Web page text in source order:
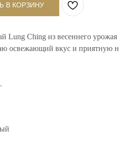
В КОРЗИНУ
Lung Ching из весеннего урожая
освежающий вкус и приятную